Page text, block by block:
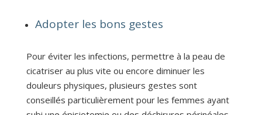
Adopter les bons gestes
Pour éviter les infections, permettre à la peau de
cicatriser au plus vite ou encore diminuer les
douleurs physiques, plusieurs gestes sont
conseillés particulièrement pour les femmes ayant